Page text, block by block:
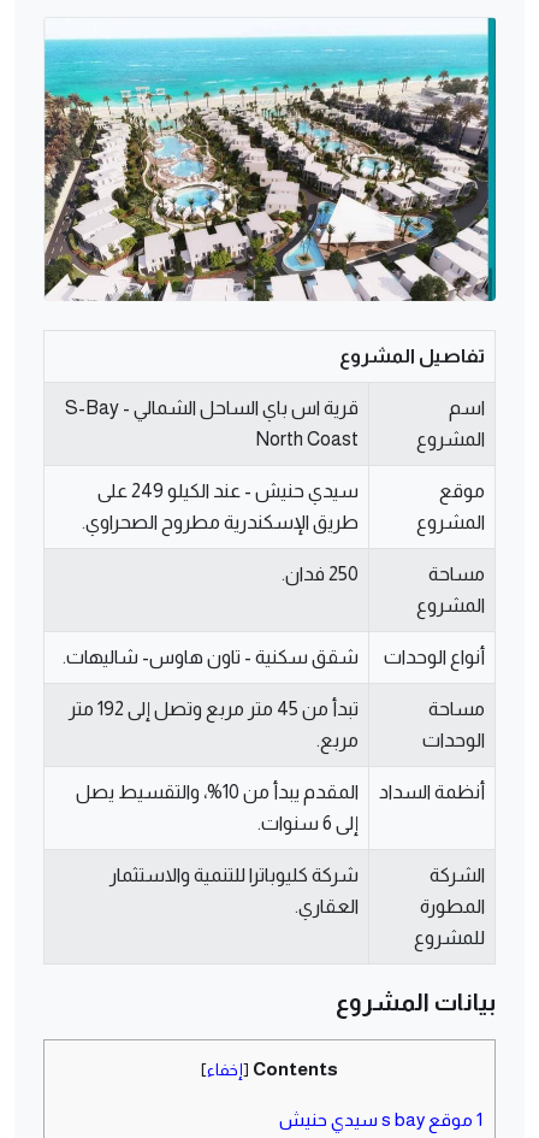
تفاصيل المشروع
اسم
المشروع
قرية اس باي الساحل الشمالي - S-Bay
North Coast
موقع
المشروع
سيدي حنيش - عند الكيلو 249 على
طريق الإسكندرية مطروح الصحراوي.
مساحة
المشروع
250 فدان.
أنواع الوحدات شقق سكنية - تاون هاوس- شاليهات.
مساحة
الوحدات
تبدأ من 45 متر مربع وتصل إلى 192 متر
مربع.
أنظمة السداد
المقدم يبدأ من 10%، والتقسيط يصل
إلى 6 سنوات.
الشركة
المطورة
للمشروع
شركة كليوباترا للتنمية والاستثمار
العقاري.
بيانات المشروع
Contents
[إخفاء]
1 موقع s bay سيدي حنيش